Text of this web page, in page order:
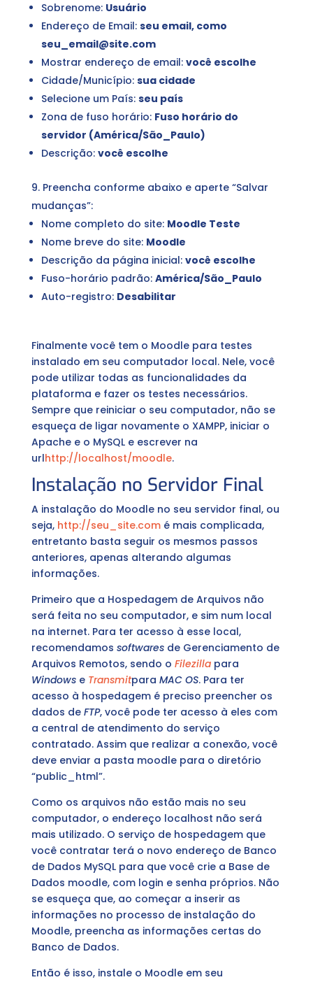
Sobrenome: Usuário
Endereço de Email: seu email, como
seu_email@site.com
Mostrar endereço de email: você escolhe
Cidade/Município: sua cidade
Selecione um País: seu país
Zona de fuso horário: Fuso horário do
servidor (América/São_Paulo)
Descrição: você escolhe
Preencha conforme abaixo e aperte “Salvar
mudanças”:
Nome completo do site: Moodle Teste
Nome breve do site: Moodle
Descrição da página inicial: você escolhe
Fuso-horário padrão: América/São_Paulo
Auto-registro: Desabilitar
Finalmente você tem o Moodle para testes
instalado em seu computador local. Nele, você
pode utilizar todas as funcionalidades da
plataforma e fazer os testes necessários.
Sempre que reiniciar o seu computador, não se
esqueça de ligar novamente o XAMPP, iniciar o
Apache e o MySQL e escrever na
urlhttp://localhost/moodle.
Instalação no Servidor Final
A instalação do Moodle no seu servidor final, ou
seja, http://seu_site.comé mais complicada,
entretanto basta seguir os mesmos passos
anteriores, apenas alterando algumas
informações.
Primeiro que a Hospedagem de Arquivos não
será feita no seu computador, e sim num local
na internet. Para ter acesso à esse local,
recomendamos softwaresde Gerenciamento de
Arquivos Remotos, sendo o Filezillapara
Windowse Transmitpara MAC OS. Para ter
acesso à hospedagem é preciso preencher os
dados de FTP, você pode ter acesso à eles com
a central de atendimento do serviço
contratado. Assim que realizar a conexão, você
deve enviar a pasta moodle para o diretório
“public_html”.
Como os arquivos não estão mais no seu
computador, o endereço localhost não será
mais utilizado. O serviço de hospedagem que
você contratar terá o novo endereço de Banco
de Dados MySQL para que você crie a Base de
Dados moodle, com login e senha próprios. Não
se esqueça que, ao começar a inserir as
informações no processo de instalação do
Moodle, preencha as informações certas do
Banco de Dados.
Então é isso, instale o Moodle em seu